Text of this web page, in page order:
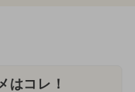
はコレ！